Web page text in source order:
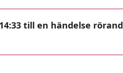
till en händelse